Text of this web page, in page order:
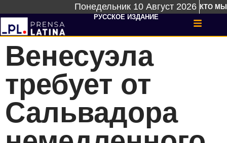
Понедельник 10 Август 2026 КТО МЫ
РУССКОЕ ИЗДАНИЕ
Венесуэла
требует от
Сальвадора